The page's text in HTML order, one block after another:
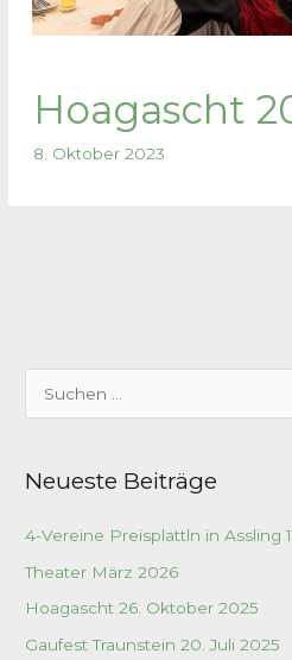
Hoagascht
8. Oktober 2023
u
h
n
n
a
c
Neueste Beiträge
4-Vereine Preisplattln in Assling
Theater März 2026
Hoagascht 26. Oktober 2025
Gaufest Traunstein 20. Juli 2025